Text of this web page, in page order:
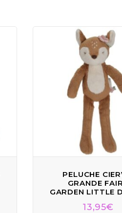
PELUCHE
GRANDE
GARDEN LITTLE
13,95€